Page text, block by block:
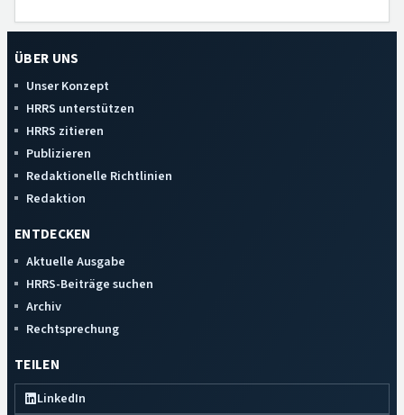
ÜBER UNS
Unser Konzept
HRRS unterstützen
HRRS zitieren
Publizieren
Redaktionelle Richtlinien
Redaktion
ENTDECKEN
Aktuelle Ausgabe
HRRS-Beiträge suchen
Archiv
Rechtsprechung
TEILEN
LinkedIn